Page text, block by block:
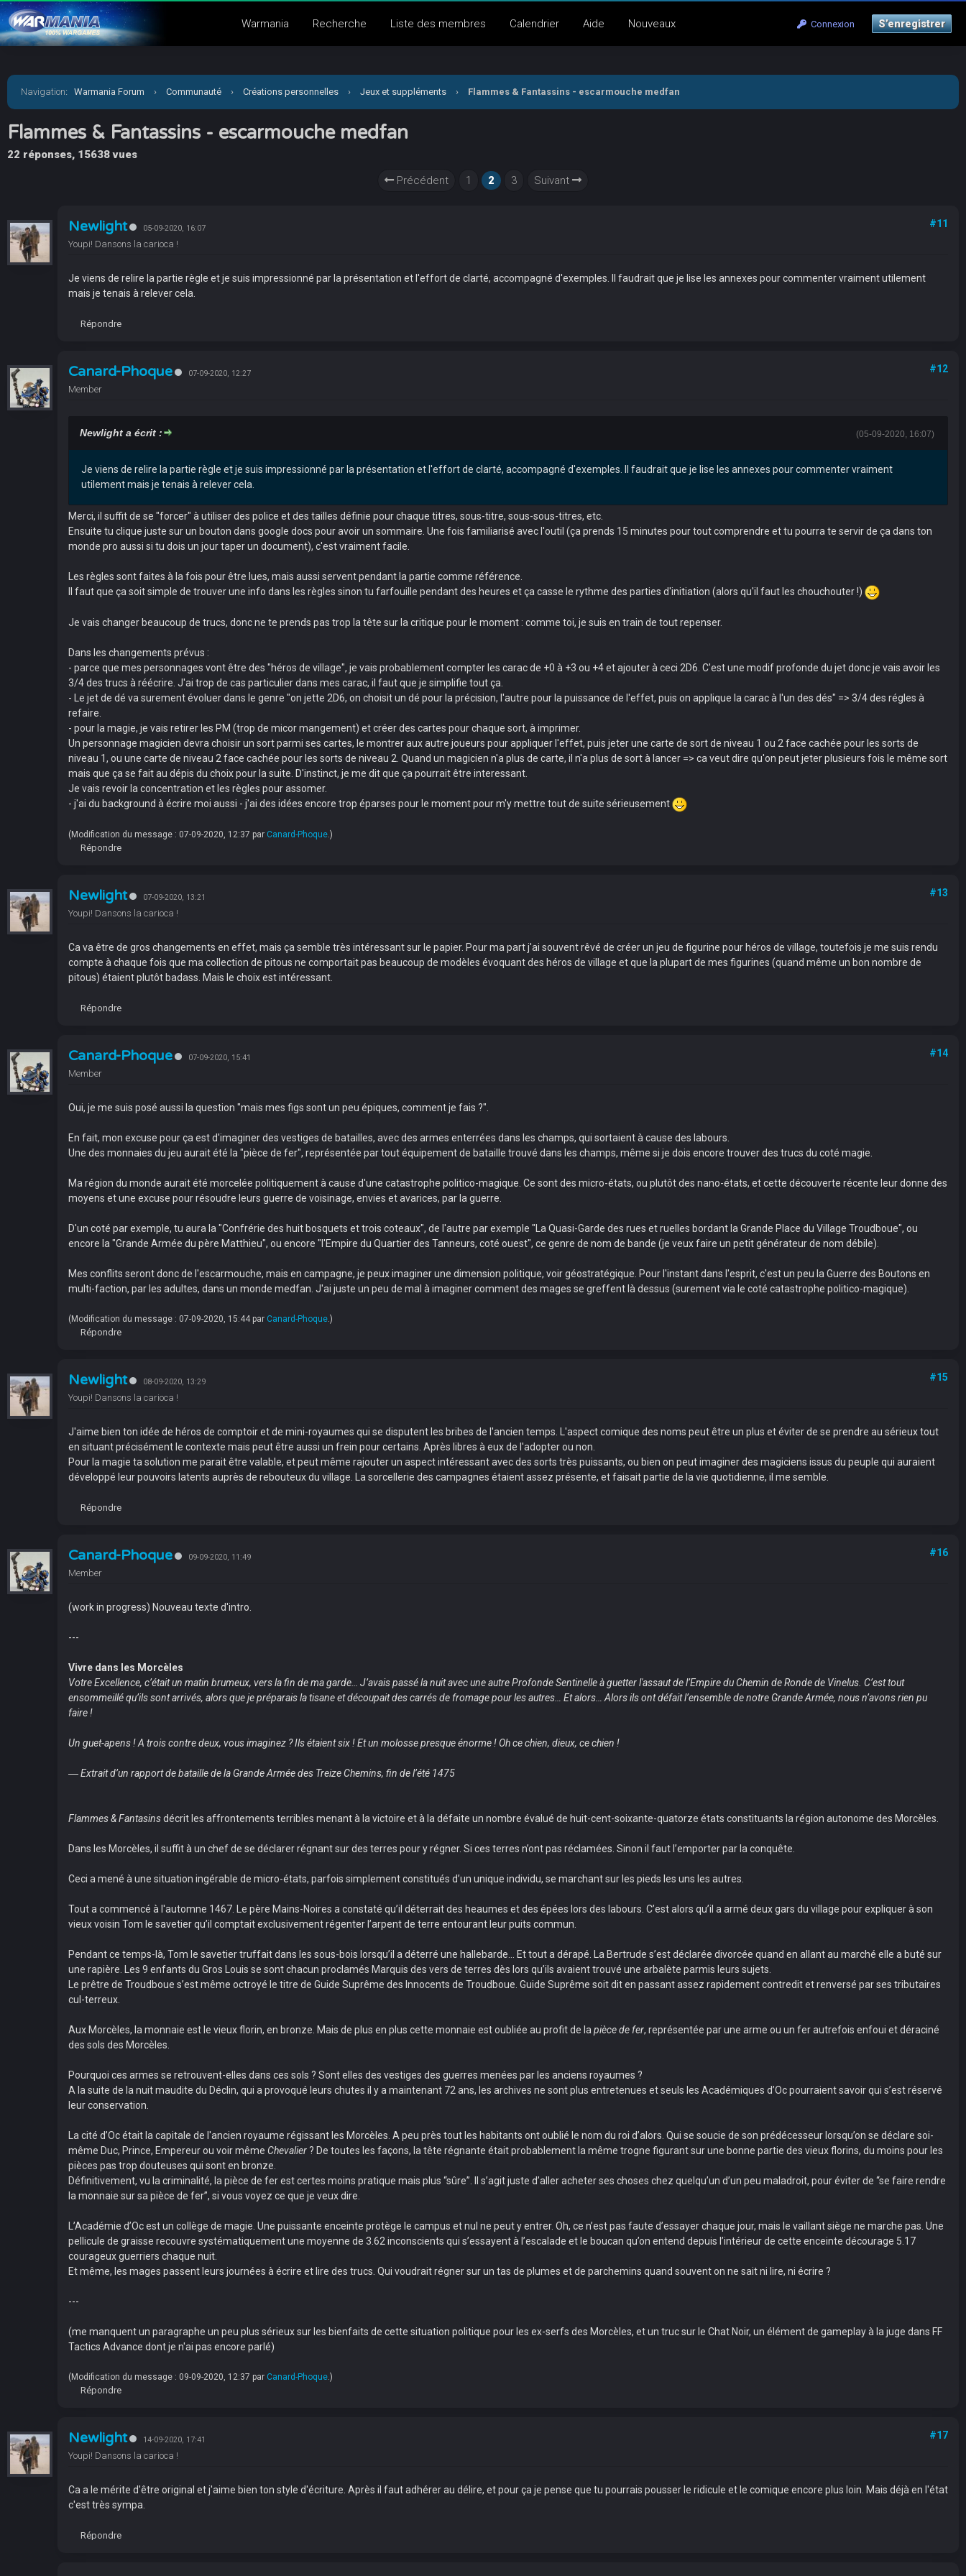
Connexion S’enregistrer
Warmania Recherche Liste des membres Calendrier Aide Nouveaux
Navigation: Warmania Forum › Communauté › Créations personnelles › Jeux et suppléments › Flammes & Fantassins - escarmouche medfan
Flammes & Fantassins - escarmouche medfan
22 réponses, 15638 vues
Précédent
1 2 3 Suivant
Newlight 05-09-2020, 16:07
Youpi! Dansons la carioca !
#11
Je viens de relire la partie règle et je suis impressionné par la présentation et l'effort de clarté, accompagné d'exemples. Il faudrait que je lise les annexes pour commenter vraiment utilement
mais je tenais à relever cela.
Répondre
Canard-Phoque 07-09-2020, 12:27
Member
#12
(05-09-2020, 16:07)
Newlight a écrit :
Je viens de relire la partie règle et je suis impressionné par la présentation et l'effort de clarté, accompagné d'exemples. Il faudrait que je lise les annexes pour commenter vraiment
utilement mais je tenais à relever cela.
Merci, il suffit de se "forcer" à utiliser des police et des tailles définie pour chaque titres, sous-titre, sous-sous-titres, etc.
Ensuite tu clique juste sur un bouton dans google docs pour avoir un sommaire. Une fois familiarisé avec l'outil (ça prends 15 minutes pour tout comprendre et tu pourra te servir de ça dans ton
monde pro aussi si tu dois un jour taper un document), c'est vraiment facile.
Les règles sont faites à la fois pour être lues, mais aussi servent pendant la partie comme référence.
Il faut que ça soit simple de trouver une info dans les règles sinon tu farfouille pendant des heures et ça casse le rythme des parties d'initiation (alors qu'il faut les chouchouter !)
Je vais changer beaucoup de trucs, donc ne te prends pas trop la tête sur la critique pour le moment : comme toi, je suis en train de tout repenser.
Dans les changements prévus :
- parce que mes personnages vont être des "héros de village", je vais probablement compter les carac de +0 à +3 ou +4 et ajouter à ceci 2D6. C'est une modif profonde du jet donc je vais avoir les
3/4 des trucs à réécrire. J'ai trop de cas particulier dans mes carac, il faut que je simplifie tout ça.
- Le jet de dé va surement évoluer dans le genre "on jette 2D6, on choisit un dé pour la précision, l'autre pour la puissance de l'effet, puis on applique la carac à l'un des dés" => 3/4 des régles à
refaire.
- pour la magie, je vais retirer les PM (trop de micor mangement) et créer des cartes pour chaque sort, à imprimer.
Un personnage magicien devra choisir un sort parmi ses cartes, le montrer aux autre joueurs pour appliquer l'effet, puis jeter une carte de sort de niveau 1 ou 2 face cachée pour les sorts de
niveau 1, ou une carte de niveau 2 face cachée pour les sorts de niveau 2. Quand un magicien n'a plus de carte, il n'a plus de sort à lancer => ca veut dire qu'on peut jeter plusieurs fois le même sort
mais que ça se fait au dépis du choix pour la suite. D'instinct, je me dit que ça pourrait être interessant.
Je vais revoir la concentration et les règles pour assomer.
- j'ai du background à écrire moi aussi - j'ai des idées encore trop éparses pour le moment pour m'y mettre tout de suite sérieusement
(Modification du message : 07-09-2020, 12:37 par Canard-Phoque .)
Répondre
Newlight 07-09-2020, 13:21
Youpi! Dansons la carioca !
#13
Ca va être de gros changements en effet, mais ça semble très intéressant sur le papier. Pour ma part j'ai souvent rêvé de créer un jeu de figurine pour héros de village, toutefois je me suis rendu
compte à chaque fois que ma collection de pitous ne comportait pas beaucoup de modèles évoquant des héros de village et que la plupart de mes figurines (quand même un bon nombre de
pitous) étaient plutôt badass. Mais le choix est intéressant.
Répondre
Canard-Phoque 07-09-2020, 15:41
Member
#14
Oui, je me suis posé aussi la question "mais mes figs sont un peu épiques, comment je fais ?".
En fait, mon excuse pour ça est d'imaginer des vestiges de batailles, avec des armes enterrées dans les champs, qui sortaient à cause des labours.
Une des monnaies du jeu aurait été la "pièce de fer", représentée par tout équipement de bataille trouvé dans les champs, même si je dois encore trouver des trucs du coté magie.
Ma région du monde aurait été morcelée politiquement à cause d'une catastrophe politico-magique. Ce sont des micro-états, ou plutôt des nano-états, et cette découverte récente leur donne des
moyens et une excuse pour résoudre leurs guerre de voisinage, envies et avarices, par la guerre.
D'un coté par exemple, tu aura la "Confrérie des huit bosquets et trois coteaux", de l'autre par exemple "La Quasi-Garde des rues et ruelles bordant la Grande Place du Village Troudboue", ou
encore la "Grande Armée du père Matthieu", ou encore "l'Empire du Quartier des Tanneurs, coté ouest", ce genre de nom de bande (je veux faire un petit générateur de nom débile).
Mes conflits seront donc de l'escarmouche, mais en campagne, je peux imaginer une dimension politique, voir géostratégique. Pour l'instant dans l'esprit, c'est un peu la Guerre des Boutons en
multi-faction, par les adultes, dans un monde medfan. J'ai juste un peu de mal à imaginer comment des mages se greffent là dessus (surement via le coté catastrophe politico-magique).
(Modification du message : 07-09-2020, 15:44 par Canard-Phoque .)
Répondre
Newlight 08-09-2020, 13:29
Youpi! Dansons la carioca !
#15
J'aime bien ton idée de héros de comptoir et de mini-royaumes qui se disputent les bribes de l'ancien temps. L'aspect comique des noms peut être un plus et éviter de se prendre au sérieux tout
en situant précisément le contexte mais peut être aussi un frein pour certains. Après libres à eux de l'adopter ou non.
Pour la magie ta solution me parait être valable, et peut même rajouter un aspect intéressant avec des sorts très puissants, ou bien on peut imaginer des magiciens issus du peuple qui auraient
développé leur pouvoirs latents auprès de rebouteux du village. La sorcellerie des campagnes étaient assez présente, et faisait partie de la vie quotidienne, il me semble.
Répondre
Canard-Phoque 09-09-2020, 11:49
Member
#16
(work in progress) Nouveau texte d'intro.
---
Vivre dans les Morcèles
Votre Excellence, c’était un matin brumeux, vers la fin de ma garde… J’avais passé la nuit avec une autre Profonde Sentinelle à guetter l'assaut de l’Empire du Chemin de Ronde de Vinelus. C’est tout
ensommeillé qu’ils sont arrivés, alors que je préparais la tisane et découpait des carrés de fromage pour les autres… Et alors… Alors ils ont défait l’ensemble de notre Grande Armée, nous n’avons rien pu
faire !
Un guet-apens ! A trois contre deux, vous imaginez ? Ils étaient six ! Et un molosse presque énorme ! Oh ce chien, dieux, ce chien !
― Extrait d’un rapport de bataille de la Grande Armée des Treize Chemins, fin de l’été 1475
Flammes & Fantasinsdécrit les affrontements terribles menant à la victoire et à la défaite un nombre évalué de huit-cent-soixante-quatorze états constituants la région autonome des Morcèles.
Dans les Morcèles, il suffit à un chef de se déclarer régnant sur des terres pour y régner. Si ces terres n’ont pas réclamées. Sinon il faut l’emporter par la conquête.
Ceci a mené à une situation ingérable de micro-états, parfois simplement constitués d’un unique individu, se marchant sur les pieds les uns les autres.
Tout a commencé à l'automne 1467. Le père Mains-Noires a constaté qu’il déterrait des heaumes et des épées lors des labours. C’est alors qu’il a armé deux gars du village pour expliquer à son
vieux voisin Tom le savetier qu’il comptait exclusivement régenter l’arpent de terre entourant leur puits commun.
Pendant ce temps-là, Tom le savetier truffait dans les sous-bois lorsqu’il a déterré une hallebarde… Et tout a dérapé. La Bertrude s’est déclarée divorcée quand en allant au marché elle a buté sur
une rapière. Les 9 enfants du Gros Louis se sont chacun proclamés Marquis des vers de terres dès lors qu’ils avaient trouvé une arbalète parmis leurs sujets.
Le prêtre de Troudboue s’est même octroyé le titre de Guide Suprême des Innocents de Troudboue. Guide Suprême soit dit en passant assez rapidement contredit et renversé par ses tributaires
cul-terreux.
Aux Morcèles, la monnaie est le vieux florin, en bronze. Mais de plus en plus cette monnaie est oubliée au profit de la pièce de fer, représentée par une arme ou un fer autrefois enfoui et déraciné
des sols des Morcèles.
Pourquoi ces armes se retrouvent-elles dans ces sols ? Sont elles des vestiges des guerres menées par les anciens royaumes ?
A la suite de la nuit maudite du Déclin, qui a provoqué leurs chutes il y a maintenant 72 ans, les archives ne sont plus entretenues et seuls les Académiques d’Oc pourraient savoir qui s’est réservé
leur conservation.
La cité d’Oc était la capitale de l'ancien royaume régissant les Morcèles. A peu près tout les habitants ont oublié le nom du roi d’alors. Qui se soucie de son prédécesseur lorsqu’on se déclare soi-
même Duc, Prince, Empereur ou voir même Chevalier ? De toutes les façons, la tête régnante était probablement la même trogne figurant sur une bonne partie des vieux florins, du moins pour les
pièces pas trop douteuses qui sont en bronze.
Définitivement, vu la criminalité, la pièce de fer est certes moins pratique mais plus “sûre”. Il s’agit juste d’aller acheter ses choses chez quelqu’un d’un peu maladroit, pour éviter de “se faire rendre
la monnaie sur sa pièce de fer”, si vous voyez ce que je veux dire.
L’Académie d’Oc est un collège de magie. Une puissante enceinte protège le campus et nul ne peut y entrer. Oh, ce n’est pas faute d’essayer chaque jour, mais le vaillant siège ne marche pas. Une
pellicule de graisse recouvre systématiquement une moyenne de 3.62 inconscients qui s’essayent à l’escalade et le boucan qu’on entend depuis l’intérieur de cette enceinte décourage 5.17
courageux guerriers chaque nuit.
Et même, les mages passent leurs journées à écrire et lire des trucs. Qui voudrait régner sur un tas de plumes et de parchemins quand souvent on ne sait ni lire, ni écrire ?
---
(me manquent un paragraphe un peu plus sérieux sur les bienfaits de cette situation politique pour les ex-serfs des Morcèles, et un truc sur le Chat Noir, un élément de gameplay à la juge dans FF
Tactics Advance dont je n'ai pas encore parlé)
(Modification du message : 09-09-2020, 12:37 par Canard-Phoque .)
Répondre
Newlight 14-09-2020, 17:41
Youpi! Dansons la carioca !
#17
Ca a le mérite d'être original et j'aime bien ton style d'écriture. Après il faut adhérer au délire, et pour ça je pense que tu pourrais pousser le ridicule et le comique encore plus loin. Mais déjà en l'état
c'est très sympa.
Répondre